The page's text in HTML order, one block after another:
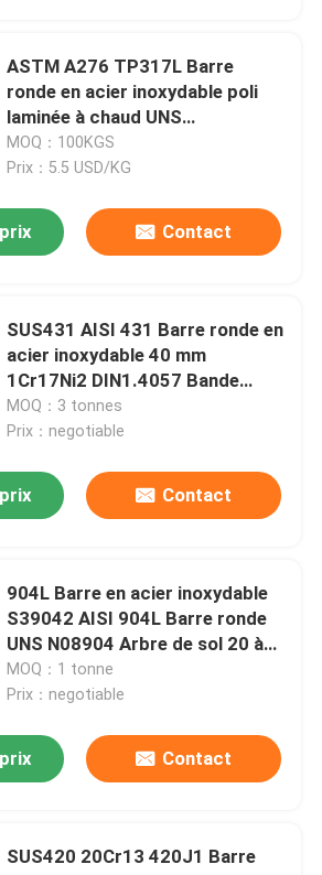
froid d'acier inoxydable
laminée à chaud
d'acier inoxydable
inoxydable
d'acier inoxydable
inoxydable
ASTM A276 TP317L Barre
ronde en acier inoxydable poli
laminée à chaud UNS
S31700/S31703
MOQ：100KGS
Prix：5.5 USD/KG
Contact
SUS431 AISI 431 Barre ronde en
acier inoxydable 40 mm
1Cr17Ni2 DIN1.4057 Bande
d'acier
MOQ：3 tonnes
Prix：negotiable
Contact
904L Barre en acier inoxydable
S39042 AISI 904L Barre ronde
UNS N08904 Arbre de sol 20 à
300 mm
MOQ：1 tonne
Prix：negotiable
Contact
SUS420 20Cr13 420J1 Barre